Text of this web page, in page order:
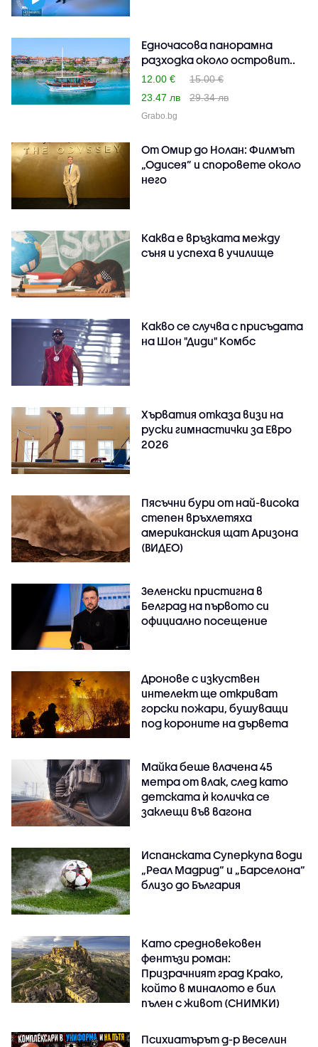
Едночасова панорамна
разходка около островит..
12.00 €
15.00 €
23.47 лв
29.34 лв
Grabo.bg
От Омир до Нолан: Филмът
„Одисея” и споровете около
него
Каква е връзката между
съня и успеха в училище
Какво се случва с присъдата
на Шон "Диди" Комбс
Хърватия отказа визи на
руски гимнастички за Евро
2026
Пясъчни бури от най-висока
степен връхлетяха
американския щат Аризона
(ВИДЕО)
Зеленски пристигна в
Белград на първото си
официално посещение
Дронове с изкуствен
интелект ще откриват
горски пожари, бушуващи
под короните на дървета
Майка беше влачена 45
метра от влак, след като
детската ѝ количка се
заклещи във вагона
Испанската Суперкупа води
„Реал Мадрид“ и „Барселона“
близо до България
Като средновековен
фентъзи роман:
Призрачният град Крако,
който в миналото е бил
пълен с живот (СНИМКИ)
Психиатърът д-р Веселин